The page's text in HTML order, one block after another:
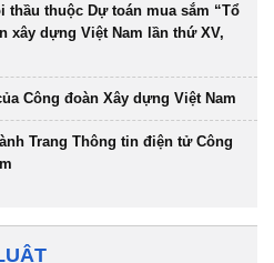
thầu thuộc Dự toán mua sắm “Tổ
xây dựng Việt Nam lần thứ XV,
Công đoàn Xây dựng Việt Nam
Trang Thông tin điện tử Công